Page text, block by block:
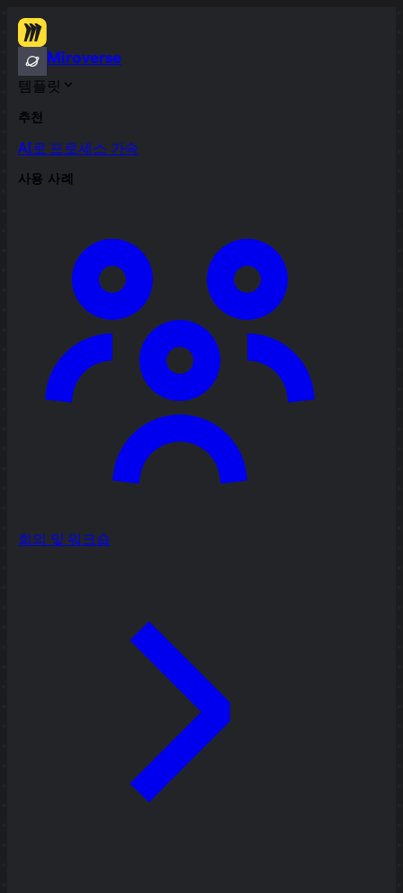
Miroverse
템플릿
추천
AI로 프로세스 가속
사용 사례
회의 및 워크숍